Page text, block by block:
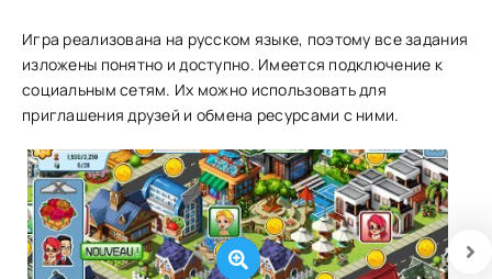
Игра реализована на русском языке, поэтому все задания
изложены понятно и доступно. Имеется подключение к
социальным сетям. Их можно использовать для
приглашения друзей и обмена ресурсами с ними.